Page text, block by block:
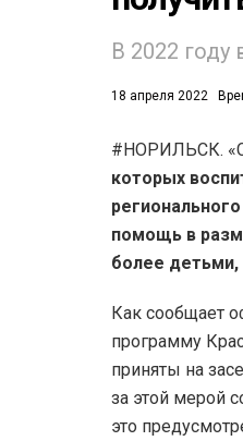
В 2022 году
18 апреля 2022
#НОРИЛЬСК.
которых
помощь в
более детьми,
Как сообщает
программу
приняты на
за этой мерой
это